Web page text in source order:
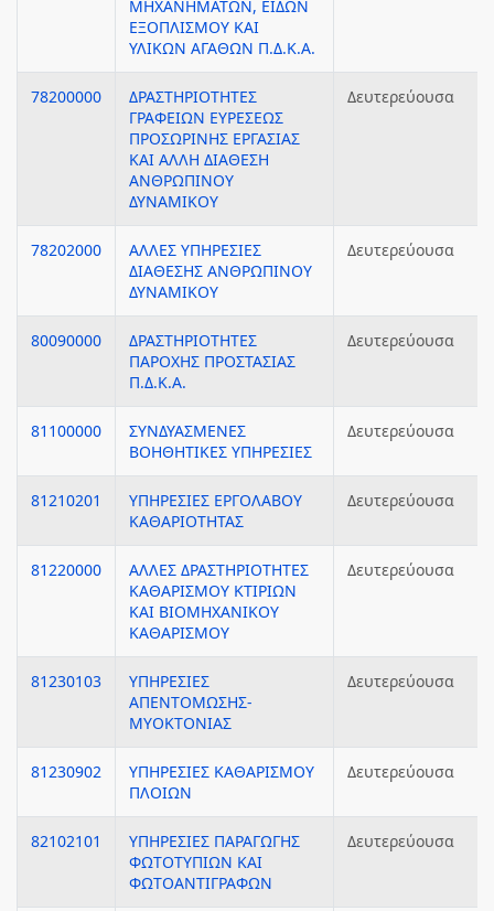
ΜΗΧΑΝΗΜΑΤΩΝ, ΕΙΔΩΝ
ΕΞΟΠΛΙΣΜΟΥ ΚΑΙ
ΥΛΙΚΩΝ ΑΓΑΘΩΝ Π.Δ.Κ.Α.
78200000
ΔΡΑΣΤΗΡΙΟΤΗΤΕΣ
ΓΡΑΦΕΙΩΝ ΕΥΡΕΣΕΩΣ
ΠΡΟΣΩΡΙΝΗΣ ΕΡΓΑΣΙΑΣ
ΚΑΙ ΑΛΛΗ ΔΙΑΘΕΣΗ
ΑΝΘΡΩΠΙΝΟΥ
ΔΥΝΑΜΙΚΟΥ
Δευτερεύουσα
78202000
ΑΛΛΕΣ ΥΠΗΡΕΣΙΕΣ
ΔΙΑΘΕΣΗΣ ΑΝΘΡΩΠΙΝΟΥ
ΔΥΝΑΜΙΚΟΥ
Δευτερεύουσα
80090000
ΔΡΑΣΤΗΡΙΟΤΗΤΕΣ
ΠΑΡΟΧΗΣ ΠΡΟΣΤΑΣΙΑΣ
Π.Δ.Κ.Α.
Δευτερεύουσα
81100000
ΣΥΝΔΥΑΣΜΕΝΕΣ
ΒΟΗΘΗΤΙΚΕΣ ΥΠΗΡΕΣΙΕΣ
Δευτερεύουσα
81210201
ΥΠΗΡΕΣΙΕΣ ΕΡΓΟΛΑΒΟΥ
ΚΑΘΑΡΙΟΤΗΤΑΣ
Δευτερεύουσα
81220000
ΑΛΛΕΣ ΔΡΑΣΤΗΡΙΟΤΗΤΕΣ
ΚΑΘΑΡΙΣΜΟΥ ΚΤΙΡΙΩΝ
ΚΑΙ ΒΙΟΜΗΧΑΝΙΚΟΥ
ΚΑΘΑΡΙΣΜΟΥ
Δευτερεύουσα
81230103
ΥΠΗΡΕΣΙΕΣ
ΑΠΕΝΤΟΜΩΣΗΣ-
ΜΥΟΚΤΟΝΙΑΣ
Δευτερεύουσα
81230902
ΥΠΗΡΕΣΙΕΣ ΚΑΘΑΡΙΣΜΟΥ
ΠΛΟΙΩΝ
Δευτερεύουσα
82102101
ΥΠΗΡΕΣΙΕΣ ΠΑΡΑΓΩΓΗΣ
ΦΩΤΟΤΥΠΙΩΝ ΚΑΙ
ΦΩΤΟΑΝΤΙΓΡΑΦΩΝ
Δευτερεύουσα